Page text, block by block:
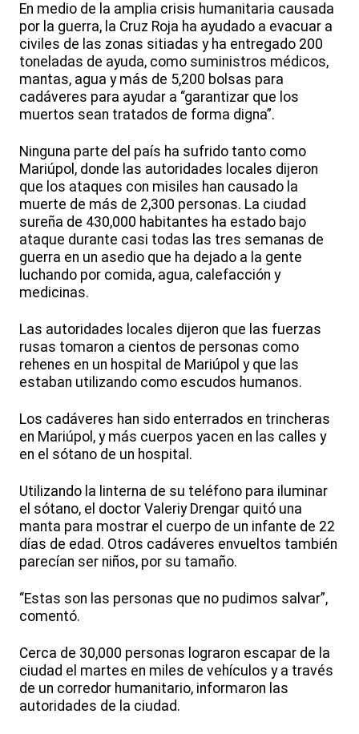
En medio de la amplia crisis humanitaria causada
por la guerra, la Cruz Roja ha ayudado a evacuar a
civiles de las zonas sitiadas y ha entregado 200
toneladas de ayuda, como suministros médicos,
mantas, agua y más de 5,200 bolsas para
cadáveres para ayudar a “garantizar que los
muertos sean tratados de forma digna”.
Ninguna parte del país ha sufrido tanto como
Mariúpol, donde las autoridades locales dijeron
que los ataques con misiles han causado la
muerte de más de 2,300 personas. La ciudad
sureña de 430,000 habitantes ha estado bajo
ataque durante casi todas las tres semanas de
guerra en un asedio que ha dejado a la gente
luchando por comida, agua, calefacción y
medicinas.
Las autoridades locales dijeron que las fuerzas
rusas tomaron a cientos de personas como
rehenes en un hospital de Mariúpol y que las
estaban utilizando como escudos humanos.
Los cadáveres han sido enterrados en trincheras
en Mariúpol, y más cuerpos yacen en las calles y
en el sótano de un hospital.
Utilizando la linterna de su teléfono para iluminar
el sótano, el doctor Valeriy Drengar quitó una
manta para mostrar el cuerpo de un infante de 22
días de edad. Otros cadáveres envueltos también
parecían ser niños, por su tamaño.
“Estas son las personas que no pudimos salvar”,
comentó.
Cerca de 30,000 personas lograron escapar de la
ciudad el martes en miles de vehículos y a través
de un corredor humanitario, informaron las
autoridades de la ciudad.